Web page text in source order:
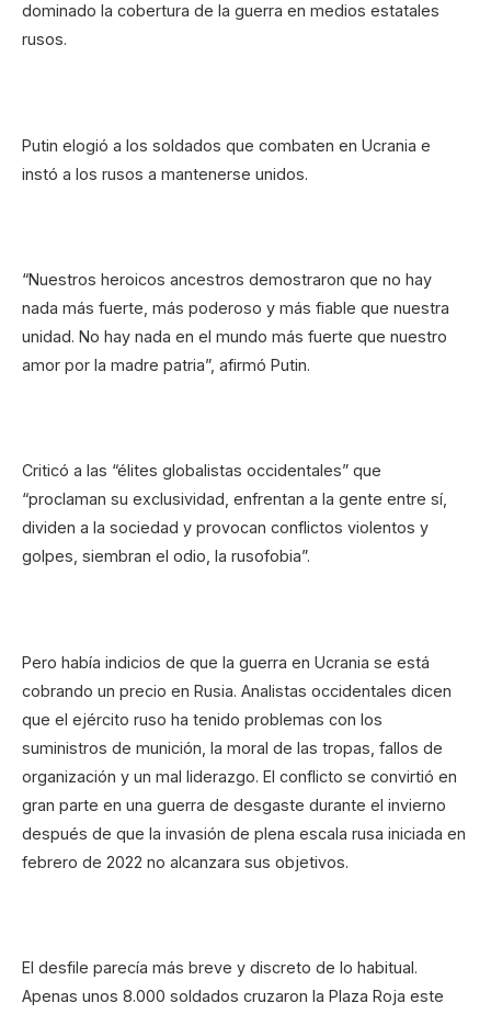
dominado la cobertura de la guerra en medios estatales
rusos.
Putin elogió a los soldados que combaten en Ucrania e
instó a los rusos a mantenerse unidos.
“Nuestros heroicos ancestros demostraron que no hay
nada más fuerte, más poderoso y más fiable que nuestra
unidad. No hay nada en el mundo más fuerte que nuestro
amor por la madre patria”, afirmó Putin.
Criticó a las “élites globalistas occidentales” que
“proclaman su exclusividad, enfrentan a la gente entre sí,
dividen a la sociedad y provocan conflictos violentos y
golpes, siembran el odio, la rusofobia”.
Pero había indicios de que la guerra en Ucrania se está
cobrando un precio en Rusia. Analistas occidentales dicen
que el ejército ruso ha tenido problemas con los
suministros de munición, la moral de las tropas, fallos de
organización y un mal liderazgo. El conflicto se convirtió en
gran parte en una guerra de desgaste durante el invierno
después de que la invasión de plena escala rusa iniciada en
febrero de 2022 no alcanzara sus objetivos.
El desfile parecía más breve y discreto de lo habitual.
Apenas unos 8.000 soldados cruzaron la Plaza Roja este